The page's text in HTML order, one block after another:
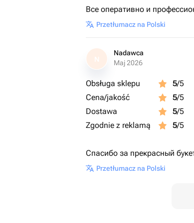
Все оперативно и
Przetłumacz na Polski
N
Nadawca
Maj 2026
Obsługa sklepu 5/5
Cena/jakość
5/5
Dostawa
5/5
Zgodnie z reklamą
5/5
Спасибо за прекрасный
Przetłumacz na Polski